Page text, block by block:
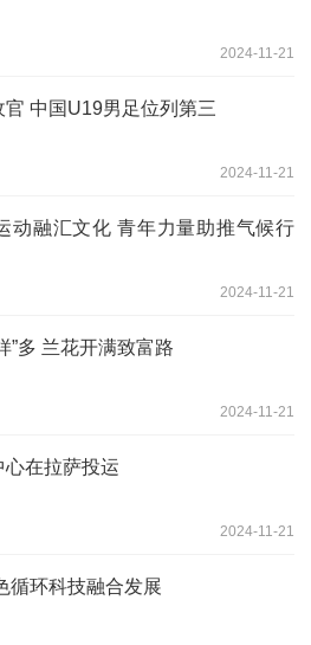
2024-11-21
中国U19男足位列第三
2024-11-21
动融汇文化 青年力量助推气候行
2024-11-21
”多 兰花开满致富路
2024-11-21
在拉萨投运
2024-11-21
循环科技融合发展